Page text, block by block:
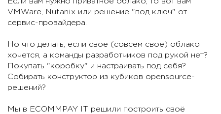
VMWare, Nutanix или решение "под ключ" от
сервис-провайдера.
Но что делать, если своё (совсем своё) облако
хочется, а команды разработчиков под рукой нет?
Покупать "коробку" и настраивать под себя?
Собирать конструктор из кубиков opensource-
решений?
Мы в ECOMMPAY IT решили построить своё